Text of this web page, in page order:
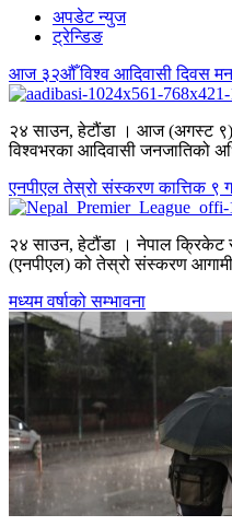
अपडेट न्युज
ट्रेन्डिङ
आज ३२औँ विश्व आदिवासी दिवस
२४ साउन, हेटौंडा । आज (अगस्ट ९)
विश्वभरका आदिवासी जनजातिको
एनपीएल तेस्रो संस्करण कात्तिक ९
२४ साउन, हेटौंडा । नेपाल क्रिकेट
(एनपीएल) को तेस्रो संस्करण
मध्यम वर्षाको सम्भावना